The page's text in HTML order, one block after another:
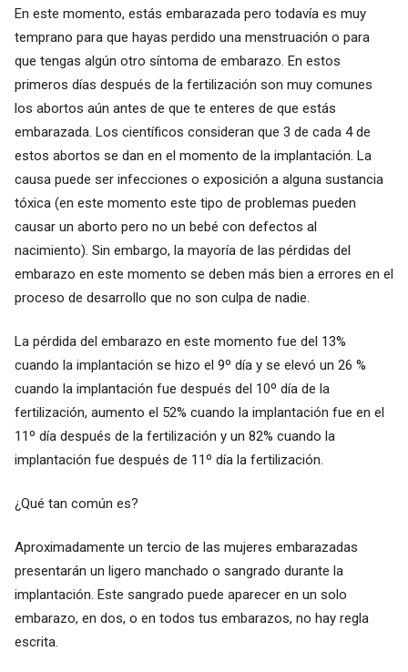
En este momento, estás embarazada pero todavía es muy
temprano para que hayas perdido una menstruación o para
que tengas algún otro síntoma de embarazo. En estos
primeros días después de la fertilización son muy comunes
los abortos aún antes de que te enteres de que estás
embarazada. Los científicos consideran que 3 de cada 4 de
estos abortos se dan en el momento de la implantación. La
causa puede ser infecciones o exposición a alguna sustancia
tóxica (en este momento este tipo de problemas pueden
causar un aborto pero no un bebé con defectos al
nacimiento). Sin embargo, la mayoría de las pérdidas del
embarazo en este momento se deben más bien a errores en el
proceso de desarrollo que no son culpa de nadie.
La pérdida del embarazo en este momento fue del 13%
cuando la implantación se hizo el 9º día y se elevó un 26 %
cuando la implantación fue después del 10º día de la
fertilización, aumento el 52% cuando la implantación fue en el
11º día después de la fertilización y un 82% cuando la
implantación fue después de 11º día la fertilización.
¿Qué tan común es?
Aproximadamente un tercio de las mujeres embarazadas
presentarán un ligero manchado o sangrado durante la
implantación. Este sangrado puede aparecer en un solo
embarazo, en dos, o en todos tus embarazos, no hay regla
escrita.